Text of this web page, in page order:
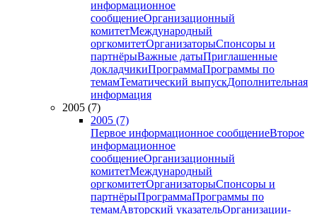
информационное
сообщениеОрганизационный
комитетМеждународный
оргкомитетОрганизаторыСпонсоры и
партнёрыВажные датыПриглашенные
докладчикиПрограммаПрограммы по
темамТематический выпускДополнительная
информация
2005 (7)
2005 (7)
Первое информационное сообщениеВторое
информационное
сообщениеОрганизационный
комитетМеждународный
оргкомитетОрганизаторыСпонсоры и
партнёрыПрограммаПрограммы по
темамАвторский указательОрганизации-